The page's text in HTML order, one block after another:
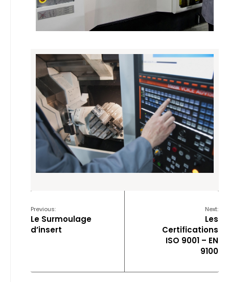
Previous:
Le Surmoulage
d’insert
Next:
Les
Certifications
ISO 9001 – EN
9100